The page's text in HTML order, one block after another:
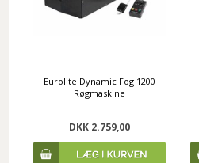
Eurolite Dynamic Fog 1200
Røgmaskine
DKK 2.759,00